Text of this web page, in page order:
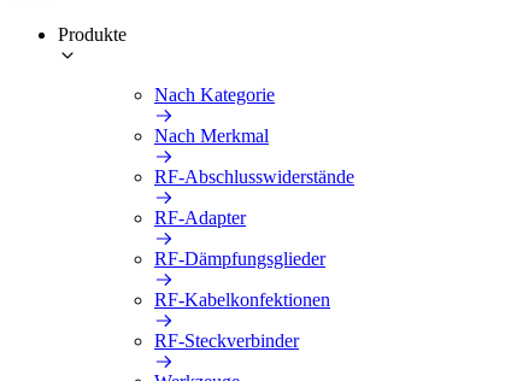
Produkte
Nach Kategorie
Nach Merkmal
RF-Abschlusswiderstände
RF-Adapter
RF-Dämpfungsglieder
RF-Kabelkonfektionen
RF-Steckverbinder